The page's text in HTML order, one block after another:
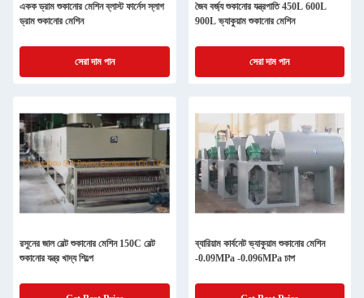
একক ড্রাম শুকানোর মেশিন ব্লাস্ট ফার্নেস স্লাগ
ড্রাম শুকানোর মেশিন
সেরা দাম পান
জৈব বর্জ্য শুকানোর যন্ত্রপাতি 450L 600L
900L ভ্যাকুয়াম শুকানোর মেশিন
সেরা দাম পান
রসুনের জাল বেল্ট শুকানোর মেশিন 150C বেল্ট
শুকানোর যন্ত্র খাদ্য শিল্পে
ব্যারিয়াম কার্বনেট ভ্যাকুয়াম শুকানোর মেশিন
-0.09MPa -0.096MPa চাপ